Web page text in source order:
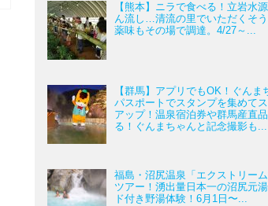
【熊本】ニラで食べる！立岩水
ん流し…清流の里でいただくそう
薬味もその場で調達。4/27～...
【群馬】アプリでもOK！ぐんま
パスポートでスタンプを集めて
アップ！温泉宿泊券や群馬産直
る！ぐんまちゃんと記念撮影も...
福島・沼尻温泉「エクストリーム
ツアー！湧出量日本一の沼尻元
ド付き野湯体験！6月1日〜...